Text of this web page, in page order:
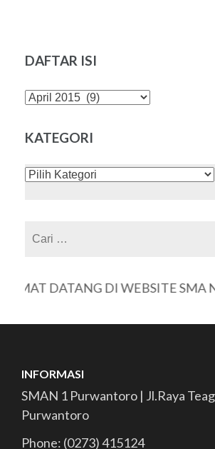
DAFTAR ISI
DAFTAR
KATEGORI
KATEGORI
DATANG DI WEBSITE SMA
INFORMASI
SMAN 1 Purwantoro | Jl.Raya
Purwantoro
Phone: (0273) 415124